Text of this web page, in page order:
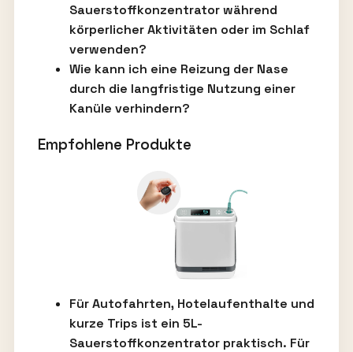
Sauerstoffkonzentrator während
körperlicher Aktivitäten oder im Schlaf
verwenden?
Wie kann ich eine Reizung der Nase
durch die langfristige Nutzung einer
Kanüle verhindern?
Empfohlene Produkte
Für Autofahrten, Hotelaufenthalte und
kurze Trips ist ein 5L-
Sauerstoffkonzentrator praktisch. Für